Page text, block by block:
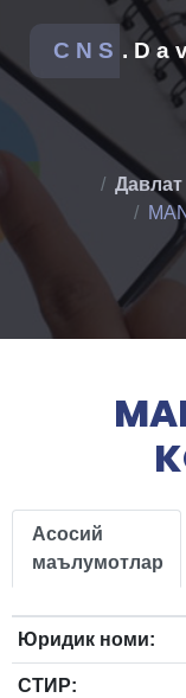
CNS
Асосий
маълумотлар
Юридик номи:
СТИР: